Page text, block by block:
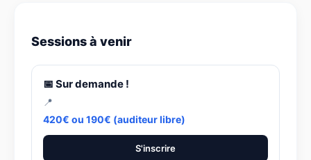
Sessions à venir
📅 Sur demande !
📍
420€ ou 190€ (auditeur libre)
S'inscrire